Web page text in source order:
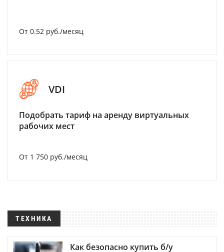
От 0.52 руб./месяц
VDI
Подобрать тариф на аренду виртуальных
рабочих мест
От 1 750 руб./месяц
ТЕХНИКА
Как безопасно купить б/у